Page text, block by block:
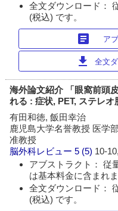
全文ダウンロード：
(税込) です。
article ア
download 全文
海外論文紹介 「眼窩前頭
れる : 症状, PET, ステレオ
有田和徳, 飯田幸治
鹿児島大学名誉教授 医学
准教授
脳外科レビュー 5 (5) 10-
アブストラクト： 従
は基本料金に含まれま
全文ダウンロード：
(税込) です。